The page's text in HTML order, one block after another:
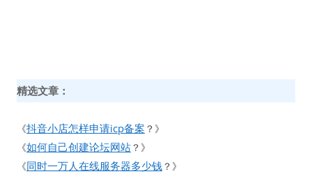
精选文章：
《抖音小店怎样申请icp备案 ？》
《如何自己创建论坛网站 ？》
《同时一万人在线服务器多少钱 ？》